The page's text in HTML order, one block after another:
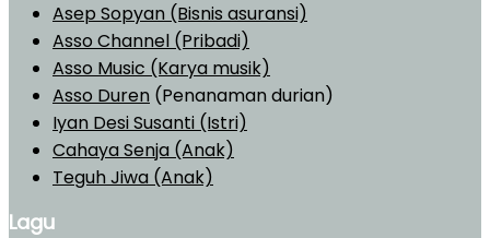
Asep Sopyan (Bisnis asuransi)
Asso Channel (Pribadi)
Asso Music (Karya musik)
Asso Duren (Penanaman durian)
Iyan Desi Susanti (Istri)
Cahaya Senja (Anak)
Teguh Jiwa (Anak)
Lagu